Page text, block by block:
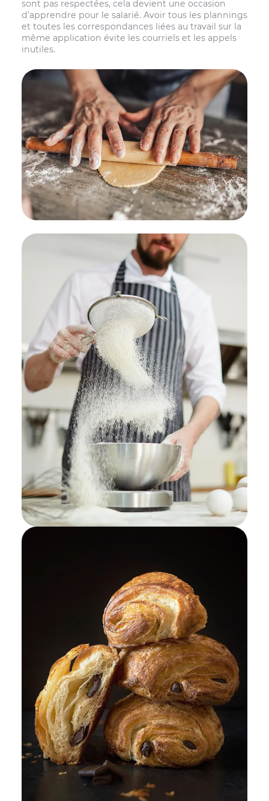
sont pas respectées, cela devient une occasion
d’apprendre pour le salarié. Avoir tous les plannings
et toutes les correspondances liées au travail sur la
même application évite les courriels et les appels
inutiles.